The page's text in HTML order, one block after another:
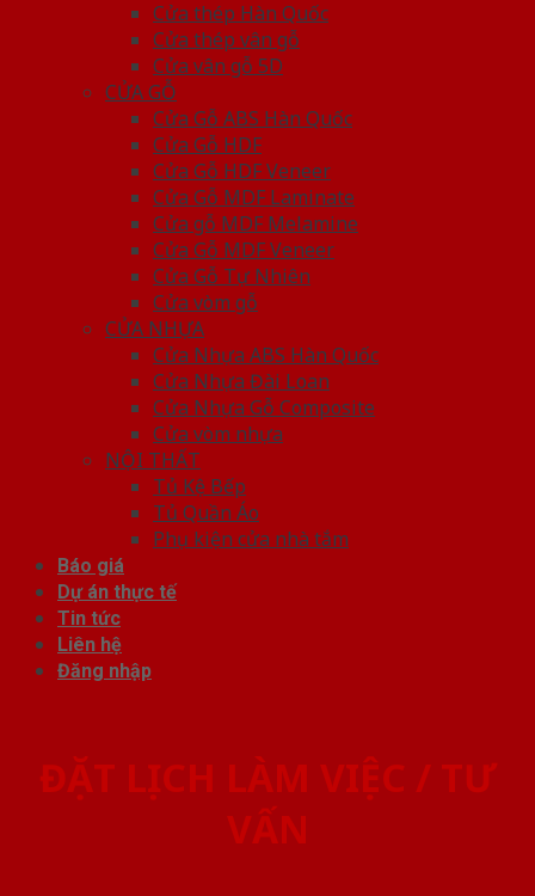
Cửa thép Hàn Quốc
Cửa thép vân gỗ
Cửa vân gỗ 5D
CỬA GỖ
Cửa Gỗ ABS Hàn Quốc
Cửa Gỗ HDF
Cửa Gỗ HDF Veneer
Cửa Gỗ MDF Laminate
Cửa gỗ MDF Melamine
Cửa Gỗ MDF Veneer
Cửa Gỗ Tự Nhiên
Cửa vòm gỗ
CỬA NHỰA
Cửa Nhựa ABS Hàn Quốc
Cửa Nhựa Đài Loan
Cửa Nhựa Gỗ Composite
Cửa vòm nhựa
NỘI THẤT
Tủ Kệ Bếp
Tủ Quần Áo
Phụ kiện cửa nhà tắm
Báo giá
Dự án thực tế
Tin tức
Liên hệ
Đăng nhập
ĐẶT LỊCH LÀM VIỆC / TƯ
VẤN